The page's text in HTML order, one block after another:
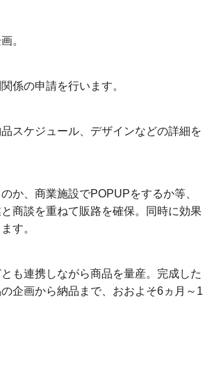
。
係の申請を行います。
スケジュール、デザインなどの詳細を
か、商業施設でPOPUPをするか等、
商談を重ねて販路を確保。同時に効果
す。
も連携しながら商品を量産。完成した
企画から納品まで、おおよそ6ヵ月～1